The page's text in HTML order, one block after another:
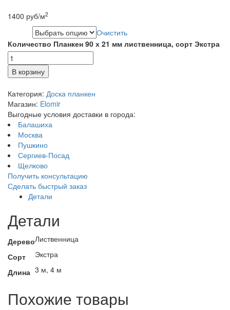
1400 руб/м2
Очистить
Количество Планкен 90 х 21 мм лиственница, сорт Экстра
В корзину
Категория: Доска планкен
Магазин: Elomir
Выгодные условия доставки в города:
Балашиха
Москва
Пушкино
Сергиев-Посад
Щелково
Получить консультацию
Сделать быстрый заказ
Детали
Детали
ДеревоЛиственница
Сорт
Экстра
Длина 3 м, 4 м
Похожие товары